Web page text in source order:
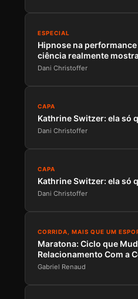
ESPECIAL
Hipnose na
ciência realmente
Dani Christoffer
CAPA
Kathrine Switzer: ela só
Dani Christoffer
CAPA
Kathrine Switzer: ela só
Dani Christoffer
CORRIDA, MAIS QUE UM
Maratona: Ciclo que
Relacionamento Com a
Gabriel Renaud